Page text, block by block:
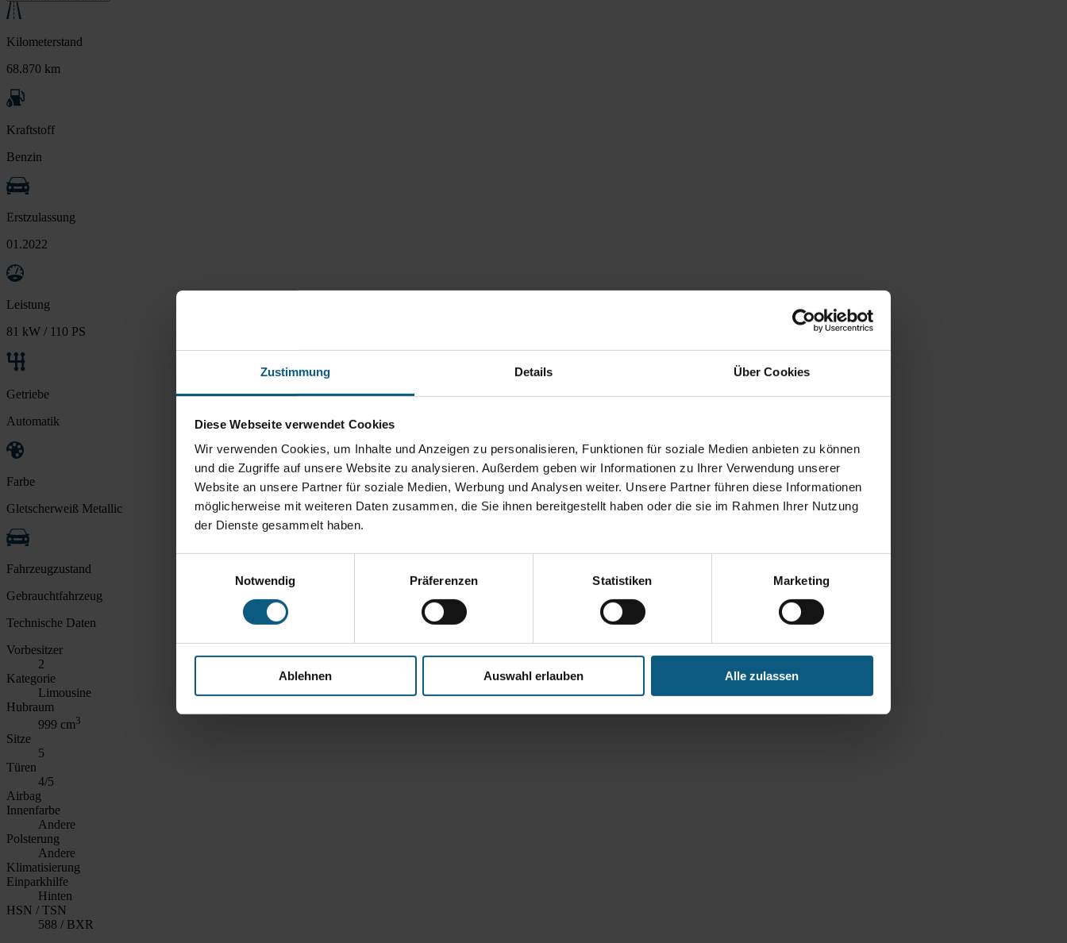
Zustimmung Details Über Cookies
Diese Webseite verwendet Cookies
Wir verwenden Cookies, um Inhalte und Anzeigen zu personalisieren, Funktionen für soziale Medien anbieten zu können
und die Zugriffe auf unsere Website zu analysieren. Außerdem geben wir Informationen zu Ihrer Verwendung unserer
Website an unsere Partner für soziale Medien, Werbung und Analysen weiter. Unsere Partner führen diese Informationen
möglicherweise mit weiteren Daten zusammen, die Sie ihnen bereitgestellt haben oder die sie im Rahmen Ihrer Nutzung
der Dienste gesammelt haben.
Notwendig
Präferenzen Statistiken Marketing
Ablehnen Auswahl erlauben Alle zulassen
Kilometerstand
68.870 km
Kraftstoff
Benzin
Erstzulassung
01.2022
Leistung
81 kW / 110 PS
Getriebe
Automatik
Farbe
Gletscherweiß Metallic
Fahrzeugzustand
Gebrauchtfahrzeug
Technische Daten
Vorbesitzer
2
Kategorie
Limousine
Hubraum
999 cm3
Sitze
5
Türen
4/5
Airbag
Innenfarbe
Andere
Polsterung
Andere
Klimatisierung
Einparkhilfe
Hinten
HSN / TSN
588 / BXR